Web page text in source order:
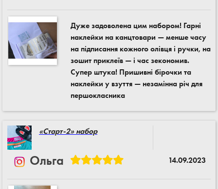
Дуже задоволена цим набором! Гарні
наклейки на канцтовари — менше часу
на підписання кожного олівця і ручки, на
зошит приклеїв — і час зекономив.
Супер штука! Пришивні бірочки та
наклейки у взуття — незамінна річ для
першокласника
«Старт-2» набор
Ольга 14.09.2023